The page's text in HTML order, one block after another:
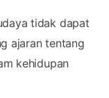
tidak dapat
ajaran tentang
kehidupan